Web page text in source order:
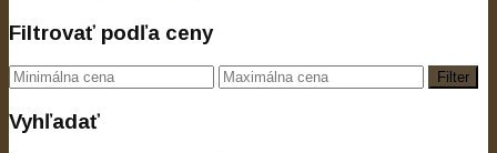
Filtrovať podľa ceny
Filter
Vyhľadať